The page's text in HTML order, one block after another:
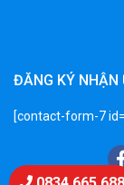
ĐĂNG KÝ NHẬN
[contact-form-7
Chat Zalo